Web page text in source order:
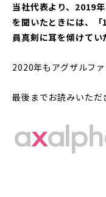
当社代表より、2019
を聞いたときには、
員真剣に耳を傾けてい
2020年もアグザルフ
最後までお読みいただ